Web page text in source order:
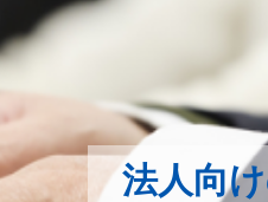
法人向